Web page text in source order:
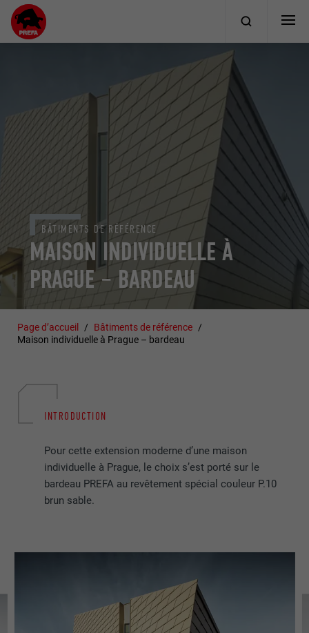
MAISON INDIVIDUELLE À
PRAGUE – BARDEAU
BÂTIMENTS DE RÉFÉRENCE
Page d’accueil
Bâtiments de référence
Maison individuelle à Prague – bardeau
INTRODUCTION
Pour cette extension moderne d’une maison
individuelle à Prague, le choix s’est porté sur le
bardeau PREFA au revêtement spécial couleur P.10
brun sable.